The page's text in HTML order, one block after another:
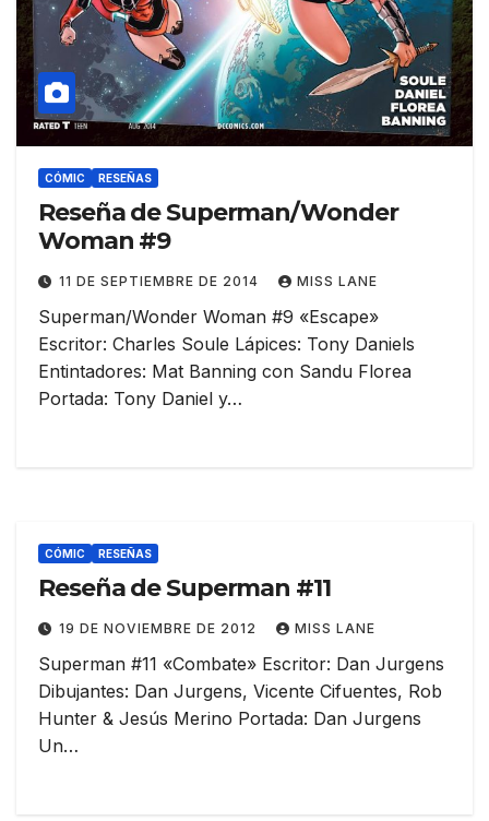
CÓMIC RESEÑAS
Reseña de Superman/Wonder
Woman #9
11 DE SEPTIEMBRE DE 2014 MISS LANE
Superman/Wonder Woman #9 «Escape»
Escritor: Charles Soule Lápices: Tony Daniels
Entintadores: Mat Banning con Sandu Florea
Portada: Tony Daniel y…
CÓMIC RESEÑAS
Reseña de Superman #11
19 DE NOVIEMBRE DE 2012 MISS LANE
Superman #11 «Combate» Escritor: Dan Jurgens
Dibujantes: Dan Jurgens, Vicente Cifuentes, Rob
Hunter & Jesús Merino Portada: Dan Jurgens
Un…